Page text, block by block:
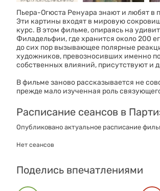
Пьера-Огюста Ренуара знают и любят в
Эти картины входят в мировую
курс. В этом фильме, опираясь на
Филадельфии, где хранится около 200
до сих пор вызывающее полярные
художников, превозносивших именно
собственных влияний, присутствуют и
В фильме заново рассказывается не
прежде мало изученная роль
Расписание сеансов в
Опубликовано актуальное расписание
Нет сеансов
Поделись впечатлениями